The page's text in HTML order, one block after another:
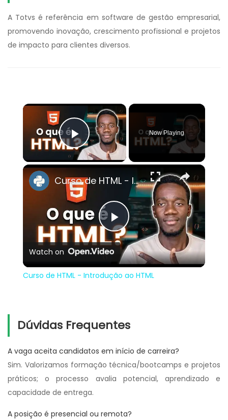
A Totvs é referência em software de gestão empresarial,
promovendo inovação, crescimento profissional e projetos
de impacto para clientes diversos.
×
Play Video
Now Playing
×
Play
Video
Curso de HTML - Introdução ao HTML
Watch on
Curso de HTML - Introdução ao HTML
Dúvidas Frequentes
A vaga aceita candidatos em início de carreira?
Sim. Valorizamos formação técnica/bootcamps e projetos
práticos; o processo avalia potencial, aprendizado e
capacidade de entrega.
A posição é presencial ou remota?